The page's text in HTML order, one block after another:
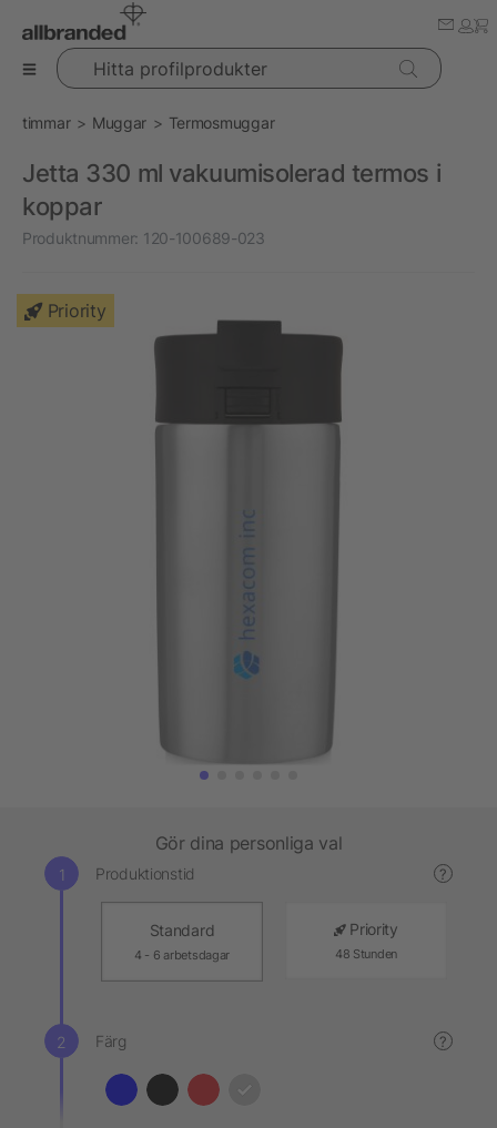
Hitta profilprodukter
timmar Muggar Termosmuggar
Jetta 330 ml vakuumisolerad termos i
koppar
Produktnummer: 120-100689-023
Priority
Gör dina personliga val
Produktionstid ?
Standard
4 - 6 arbetsdagar
Priority
48 Stunden
Färg ?